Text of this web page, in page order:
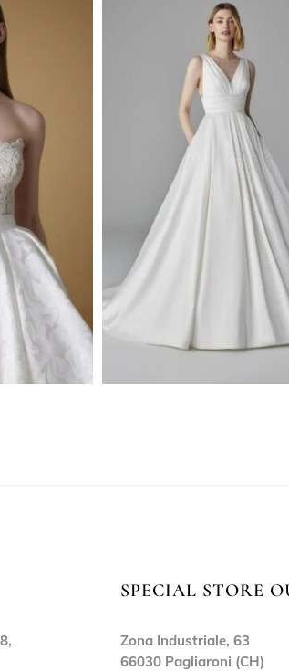
SPECIAL STORE
Zona Industriale, 63
66030 Pagliaroni (CH)